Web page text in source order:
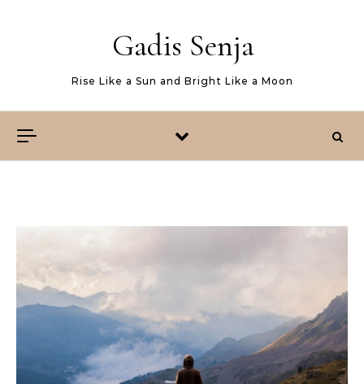
Gadis Senja
Rise Like a Sun and Bright Like a Moon